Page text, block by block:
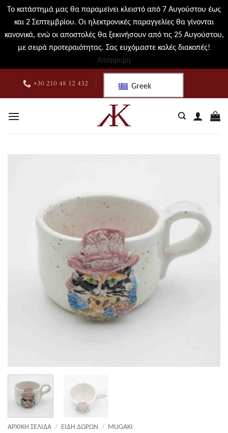
Το κατάστημά μας θα παραμείνει κλειστό από 7 Αυγούστου έως
και 2 Σεπτεμβρίου. Οι ηλεκτρονικές παραγγελίες θα γίνονται
κανονικά, ενώ οι αποστολές θα ξεκινήσουν από τις 25 Αυγούστου,
με σειρά προτεραιότητας. Σας ευχόμαστε καλές διακοπές!
Απόρριψη
περιεχόμενο
+30 210 48 12 432 Greek
ΑΡΧΙΚΉ ΣΕΛΊΔΑ / ΕΊΔΗ ΔΏΡΩΝ / MUGAKI